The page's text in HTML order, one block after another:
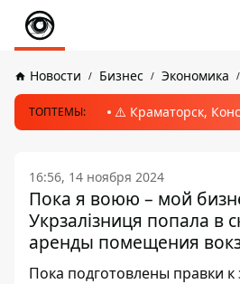
Новости Бизнес Экономика
ТОПТЕМЫ: ⚠️ Краматорск,
16:56, 14 ноября 2024
Пока я воюю – мой
Укрзалізниця попала в
аренды помещения
Пока подготовлены правки к